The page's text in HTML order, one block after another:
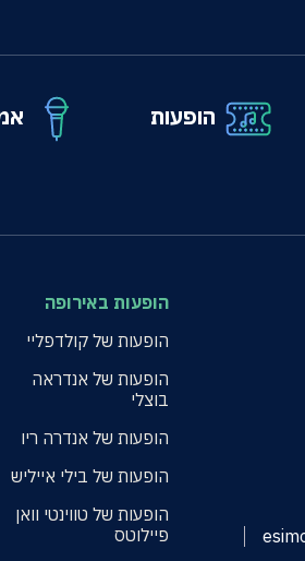
הופעות
הופעות באירופה
הופעות של קולדפליי
הופעות של אנדראה
בוצלי
הופעות של אנדרה ריו
הופעות של בילי אייליש
הופעות של טווינטי וואן
פיילוטס